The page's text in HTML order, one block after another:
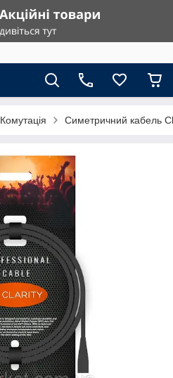
Комутація Симетричний кабель